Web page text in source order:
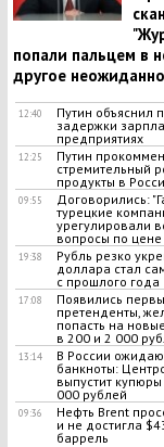
попали пальцем в
другое
12:40
Путин объяснил
задержки
предприятиях
12:25
Путин
стремительный
продукты в
09:55
Договорились:
турецкие
урегулировали
вопросы по цене
19:38
Рубль резко
доллара стал
с прошлого года
17:08
Появились
претенденты,
попасть на
в 200 и 2 000
13:14
В России
банкноты:
выпустит
000 рублей
09:36
Нефть Brent
и не достигла
баррель